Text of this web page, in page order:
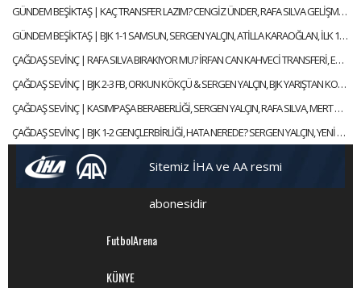
GÜNDEM BEŞİKTAŞ | KAÇ TRANSFER LAZIM? CENGİZ ÜNDER, RAFA SILVA GELİŞMESİ, ABOUBAKAR | ÇAĞDAŞ SEVİNÇ
GÜNDEM BEŞİKTAŞ | BJK 1-1 SAMSUN, SERGEN YALÇIN, ATİLLA KARAOĞLAN, İLK 11 TERCİHLERİ | ÇAĞDAŞ SEVİNÇ
ÇAĞDAŞ SEVİNÇ | RAFA SILVA BIRAKIYOR MU? İRFAN CAN KAHVECİ TRANSFERİ, ERSİN, NECİP | GÜNDEM BEŞİKTAŞ
ÇAĞDAŞ SEVİNÇ | BJK 2-3 FB, ORKUN KÖKÇÜ & SERGEN YALÇIN, BJK YARIŞTAN KOPTU MU? | GÜNDEM BEŞİKTAŞ
ÇAĞDAŞ SEVİNÇ | KASIMPAŞA BERABERLİĞİ, SERGEN YALÇIN, RAFA SILVA, MERT GÜNOK | GÜNDEM BEŞİKTAŞ
ÇAĞDAŞ SEVİNÇ | BJK 1-2 GENÇLERBİRLİĞİ, HATA NEREDE? SERGEN YALÇIN, YENİ KAPTANLAR | GÜNDEM BEŞİKTAŞ
Sitemiz İHA ve AA resmi
abonesidir
FutbolArena
KÜNYE